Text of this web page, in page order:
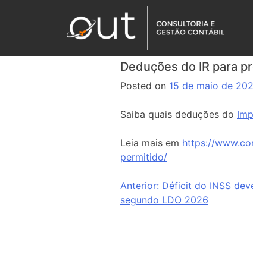
Deduções do IR para
Posted on 15 de maio de
Saiba quais deduções do
Leia mais em https://
permitido/
Anterior: Déficit do INSS
segundo LDO 2026